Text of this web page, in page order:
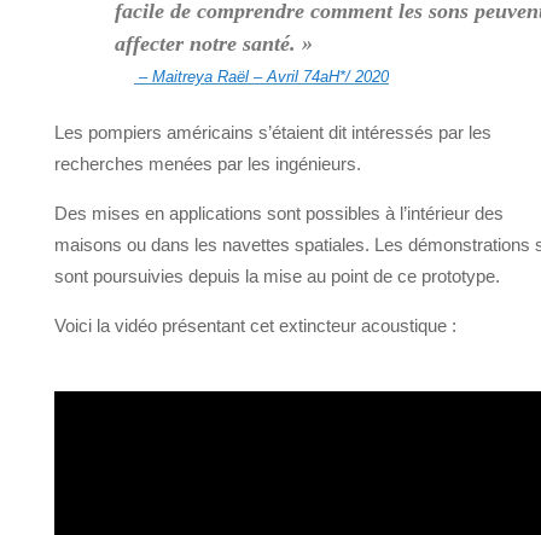
facile de comprendre comment les sons
affecter notre santé. »
– Maitreya Raël – Avril 74aH*/ 2020
Les pompiers américains s’étaient dit intéressés par les
recherches menées par les ingénieurs.
Des mises en applications sont possibles à l’intérieur des
maisons ou dans les navettes spatiales. Les démonstrations
sont poursuivies depuis la mise au point de ce prototype.
Voici la vidéo présentant cet extincteur acoustique :